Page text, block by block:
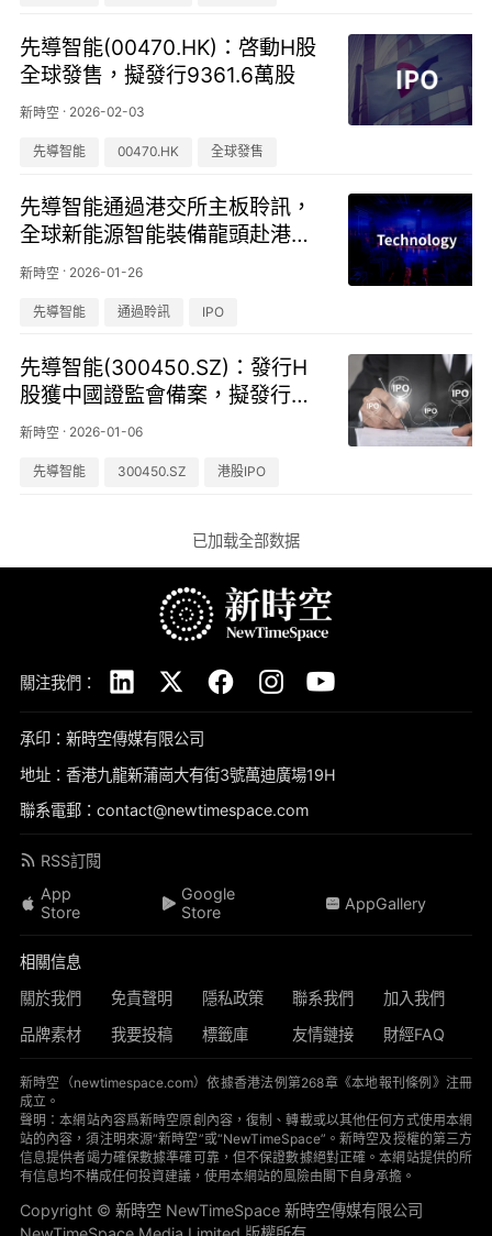
先導智能(00470.HK)：啓動H股
全球發售，擬發行9361.6萬股
新時空· 2026-02-03
先導智能 00470.HK 全球發售
先導智能通過港交所主板聆訊，
全球新能源智能裝備龍頭赴港上
市
新時空· 2026-01-26
先導智能 通過聆訊 IPO
先導智能(300450.SZ)：發行H
股獲中國證監會備案，擬發行不
超2億股境外上市股份
新時空· 2026-01-06
先導智能 300450.SZ 港股IPO
已加载全部数据
關注我們：
承印：新時空傳媒有限公司
地址：香港九龍新蒲崗大有街3號萬迪廣場19H
聯系電郵：contact@newtimespace.com
RSS訂閱
App
Store
Google
Store
AppGallery
相關信息
關於我們
免責聲明 隱私政策 聯系我們
加入我們
品牌素材
我要投稿 標籤庫 友情鏈接 財經FAQ
新時空（newtimespace.com）依據香港法例第268章《本地報刊條例》注冊
成立。
聲明：本網站內容爲新時空原創內容，復制、轉載或以其他任何方式使用本網
站的內容，須注明來源“新時空”或“NewTimeSpace”。新時空及授權的第三方
信息提供者竭力確保數據準確可靠，但不保證數據絕對正確。本網站提供的所
有信息均不構成任何投資建議，使用本網站的風險由閣下自身承擔。
Copyright © 新時空 ‌NewTimeSpace 新時空傳媒有限公司